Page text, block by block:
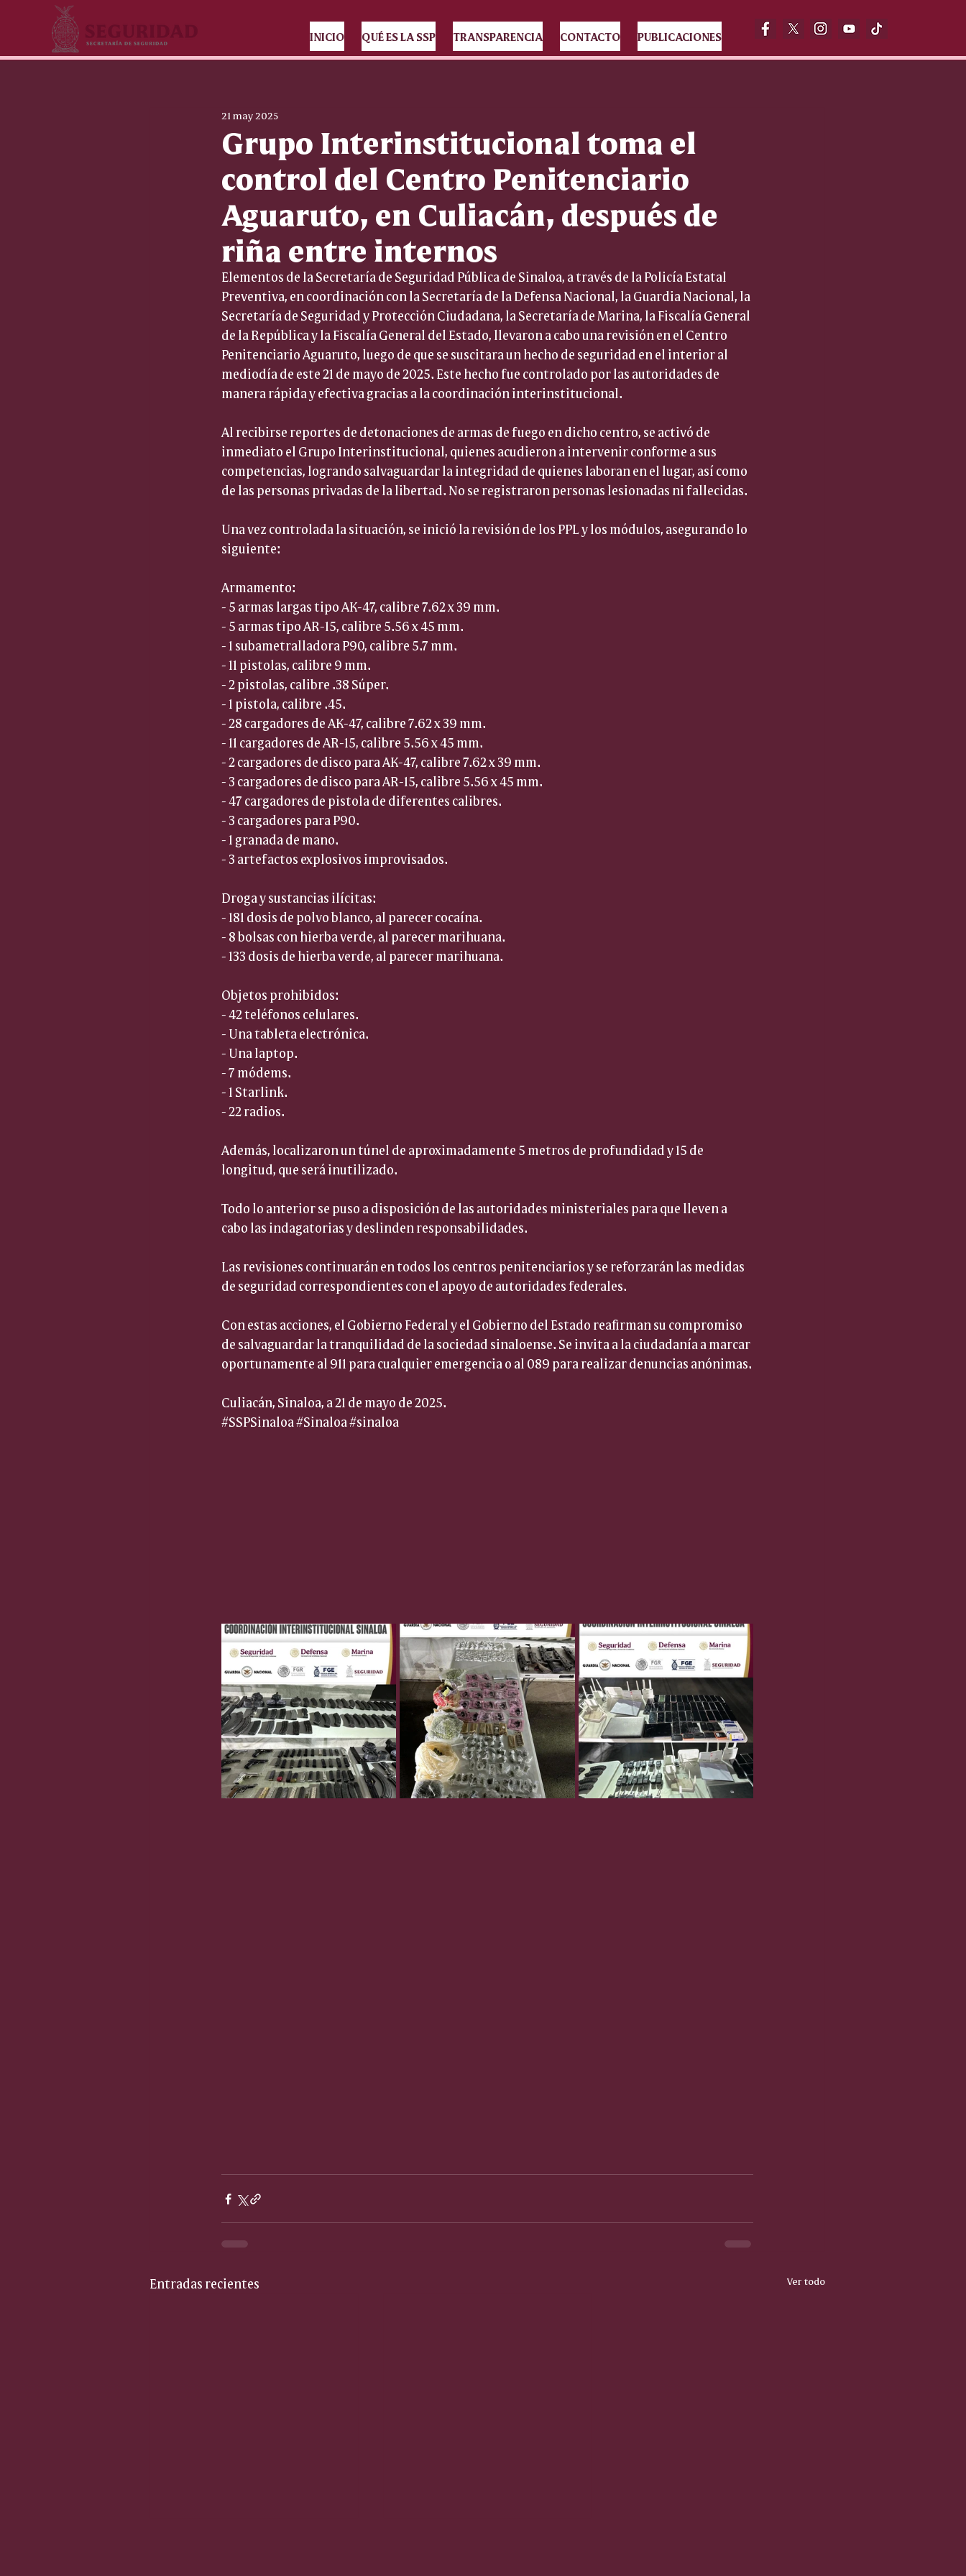
INICIO QUÉ ES LA SSP TRANSPARENCIA CONTACTO PUBLICACIONES
Grupo Interinstitucional toma el
control del Centro Penitenciario
Aguaruto, en Culiacán, después de
riña entre internos
21 may 2025
Elementos de la Secretaría de Seguridad Pública de Sinaloa, a través de la Policía Estatal
Preventiva, en coordinación con la Secretaría de la Defensa Nacional, la Guardia Nacional, la
Secretaría de Seguridad y Protección Ciudadana, la Secretaría de Marina, la Fiscalía General
de la República y la Fiscalía General del Estado, llevaron a cabo una revisión en el Centro
Penitenciario Aguaruto, luego de que se suscitara un hecho de seguridad en el interior al
mediodía de este 21 de mayo de 2025. Este hecho fue controlado por las autoridades de
manera rápida y efectiva gracias a la coordinación interinstitucional.
Al recibirse reportes de detonaciones de armas de fuego en dicho centro, se activó de
inmediato el Grupo Interinstitucional, quienes acudieron a intervenir conforme a sus
competencias, logrando salvaguardar la integridad de quienes laboran en el lugar, así como
de las personas privadas de la libertad. No se registraron personas lesionadas ni fallecidas.
Una vez controlada la situación, se inició la revisión de los PPL y los módulos, asegurando lo
siguiente:
Armamento:
- 5 armas largas tipo AK-47, calibre 7.62 x 39 mm.
- 5 armas tipo AR-15, calibre 5.56 x 45 mm.
- 1 subametralladora P90, calibre 5.7 mm.
- 11 pistolas, calibre 9 mm.
- 2 pistolas, calibre .38 Súper.
- 1 pistola, calibre .45.
- 28 cargadores de AK-47, calibre 7.62 x 39 mm.
- 11 cargadores de AR-15, calibre 5.56 x 45 mm.
- 2 cargadores de disco para AK-47, calibre 7.62 x 39 mm.
- 3 cargadores de disco para AR-15, calibre 5.56 x 45 mm.
- 47 cargadores de pistola de diferentes calibres.
- 3 cargadores para P90.
- 1 granada de mano.
- 3 artefactos explosivos improvisados.
Droga y sustancias ilícitas:
- 181 dosis de polvo blanco, al parecer cocaína.
- 8 bolsas con hierba verde, al parecer marihuana.
- 133 dosis de hierba verde, al parecer marihuana.
Objetos prohibidos:
- 42 teléfonos celulares.
- Una tableta electrónica.
- Una laptop.
- 7 módems.
- 1 Starlink.
- 22 radios.
Además, localizaron un túnel de aproximadamente 5 metros de profundidad y 15 de
longitud, que será inutilizado.
Todo lo anterior se puso a disposición de las autoridades ministeriales para que lleven a
cabo las indagatorias y deslinden responsabilidades.
Las revisiones continuarán en todos los centros penitenciarios y se reforzarán las medidas
de seguridad correspondientes con el apoyo de autoridades federales.
Con estas acciones, el Gobierno Federal y el Gobierno del Estado reafirman su compromiso
de salvaguardar la tranquilidad de la sociedad sinaloense. Se invita a la ciudadanía a marcar
oportunamente al 911 para cualquier emergencia o al 089 para realizar denuncias anónimas.
Culiacán, Sinaloa, a 21 de mayo de 2025.
#SSPSinaloa#Sinaloa#sinaloa
Entradas recientes Ver todo